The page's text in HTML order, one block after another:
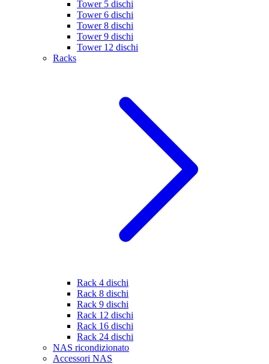
Tower 5 dischi
Tower 6 dischi
Tower 8 dischi
Tower 9 dischi
Tower 12 dischi
Racks
Rack 4 dischi
Rack 8 dischi
Rack 9 dischi
Rack 12 dischi
Rack 16 dischi
Rack 24 dischi
NAS ricondizionato
Accessori NAS